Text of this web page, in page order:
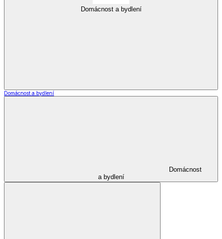
Domácnost a bydlení
Domácnost a bydlení
Domácnost
a bydlení